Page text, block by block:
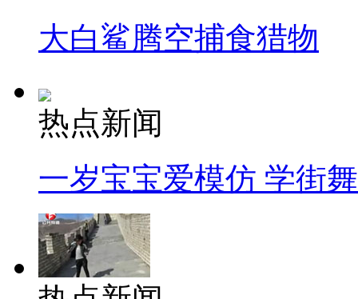
大白鲨腾空捕食猎物
热点新闻
一岁宝宝爱模仿 学街